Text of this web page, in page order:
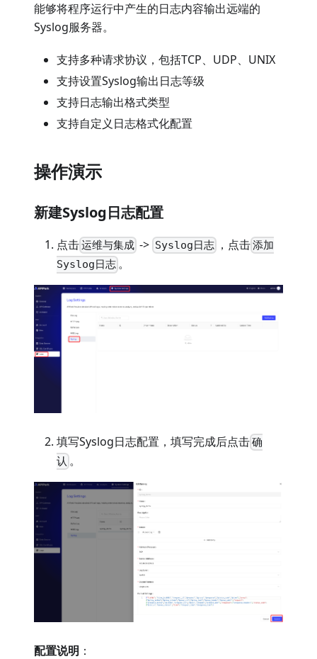
能够将程序运行中产生的日志内容输出远端的
Syslog服务器。
支持多种请求协议，包括TCP、UDP、UNIX
支持设置Syslog输出日志等级
支持日志输出格式类型
支持自定义日志格式化配置
操作演示
新建Syslog日志配置
点击运维与集成 -> Syslog日志，点击添加
Syslog日志 。
填写Syslog日志配置，填写完成后点击确
认 。
配置说明 ：